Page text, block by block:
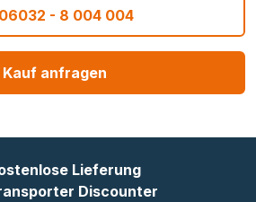
06032 - 8 004 004
Kauf anfragen
Lieferung
Discounter